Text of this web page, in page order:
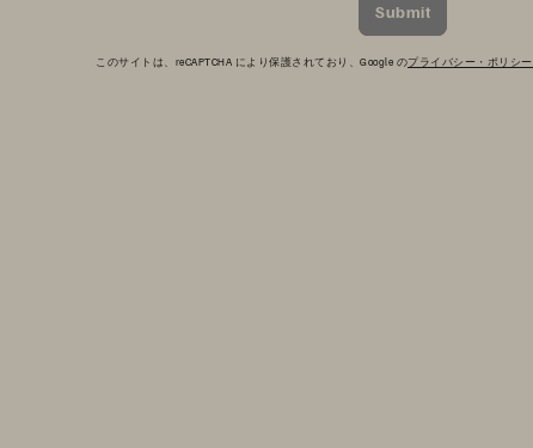
Submit
このサイトは、reCAPTCHA により保護されており、Google のプライバシー・ポリシー